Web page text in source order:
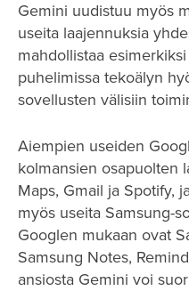
Gemini uudistuu myös
useita laajennuksia
mahdollistaa
puhelimissa tekoälyn
sovellusten välisiin
Aiempien useiden
kolmansien osapuolten
Maps, Gmail ja Spotify,
myös useita Samsung-
Googlen mukaan ovat
Samsung Notes,
ansiosta Gemini voi